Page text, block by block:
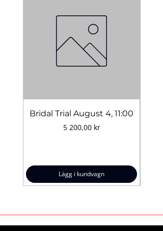
Bridal Trial August 4, 11:00
Pris
5 200,00 kr
Lägg i kundvagn